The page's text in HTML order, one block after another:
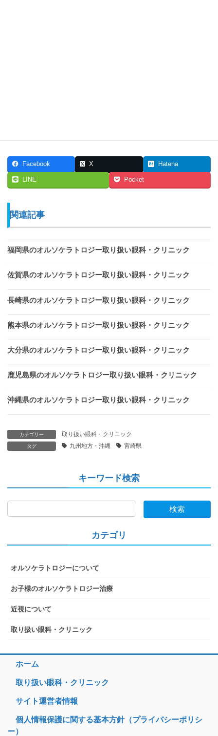
Facebook X Hatena
LINE Pocket
関連記事
福岡県のオルソケラトロジー取り扱い眼科・クリニック
佐賀県のオルソケラトロジー取り扱い眼科・クリニック
長崎県のオルソケラトロジー取り扱い眼科・クリニック
熊本県のオルソケラトロジー取り扱い眼科・クリニック
大分県のオルソケラトロジー取り扱い眼科・クリニック
鹿児島県のオルソケラトロジー取り扱い眼科・クリニック
沖縄県のオルソケラトロジー取り扱い眼科・クリニック
カテゴリー 取り扱い眼科・クリニック
タグ 九州地方・沖縄 宮崎県
キーワード検索
検索
カテゴリ
オルソケラトロジーについて
お子様のオルソケラトロジー治療
近視について
取り扱い眼科・クリニック
ホーム
取り扱い眼科・クリニック
サイト運営者情報
個人情報保護に関する基本方針（プライバシーポリシ
ー）